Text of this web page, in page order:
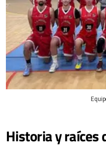
Historia y raíces